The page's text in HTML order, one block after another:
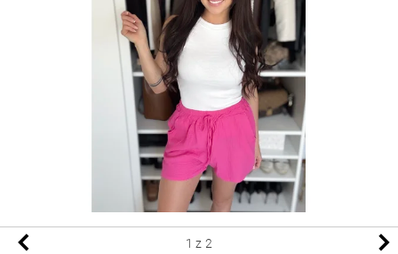
1 z 2